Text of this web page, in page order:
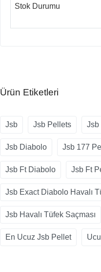
Stok Durumu
Ürün Etiketleri
Jsb Jsb Pellets Jsb
Jsb Diabolo Jsb 177
Jsb Ft Diabolo Jsb Ft
Jsb Exact Diabolo Havalı
Jsb Havalı Tüfek Saçması
En Ucuz Jsb Pellet